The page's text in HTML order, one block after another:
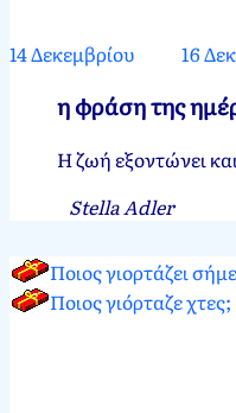
2012
Δεκεμβρίου,
14 Δεκεμβρίου 16
η φράση της
Η ζωή εξοντώνει
Stella Adler
Ποιος γιορτάζει
Ποιος γιόρταζε χτες;